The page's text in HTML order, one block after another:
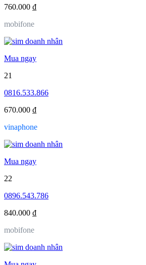
760.000 ₫
mobifone
Mua ngay
21
0816.533.866
670.000 ₫
vinaphone
Mua ngay
22
0896.543.786
840.000 ₫
mobifone